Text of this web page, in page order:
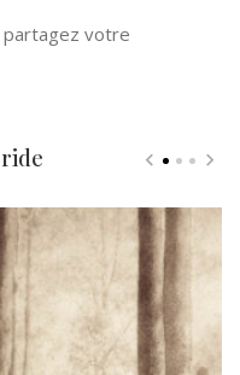
partagez votre